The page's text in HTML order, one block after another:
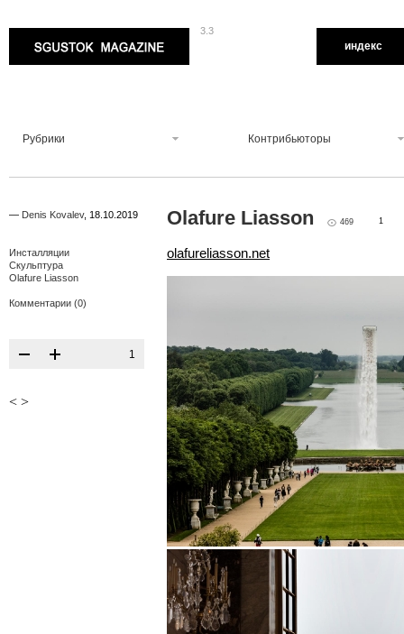
3.3
индекс
Рубрики Контрибьюторы
— Denis Kovalev, 18.10.2019
Инсталляции
Скульптура
Olafure Liasson
Комментарии (0)
1
< >
Olafure Liasson 469 1
olafureliasson.net